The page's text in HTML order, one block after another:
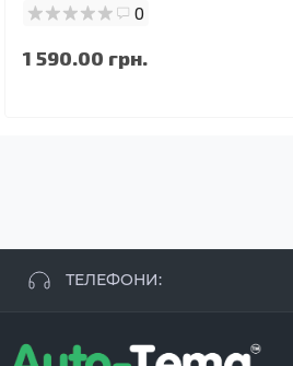
0
1 590.00 грн.
ТЕЛЕФОНИ:
+38 096 250 84 38